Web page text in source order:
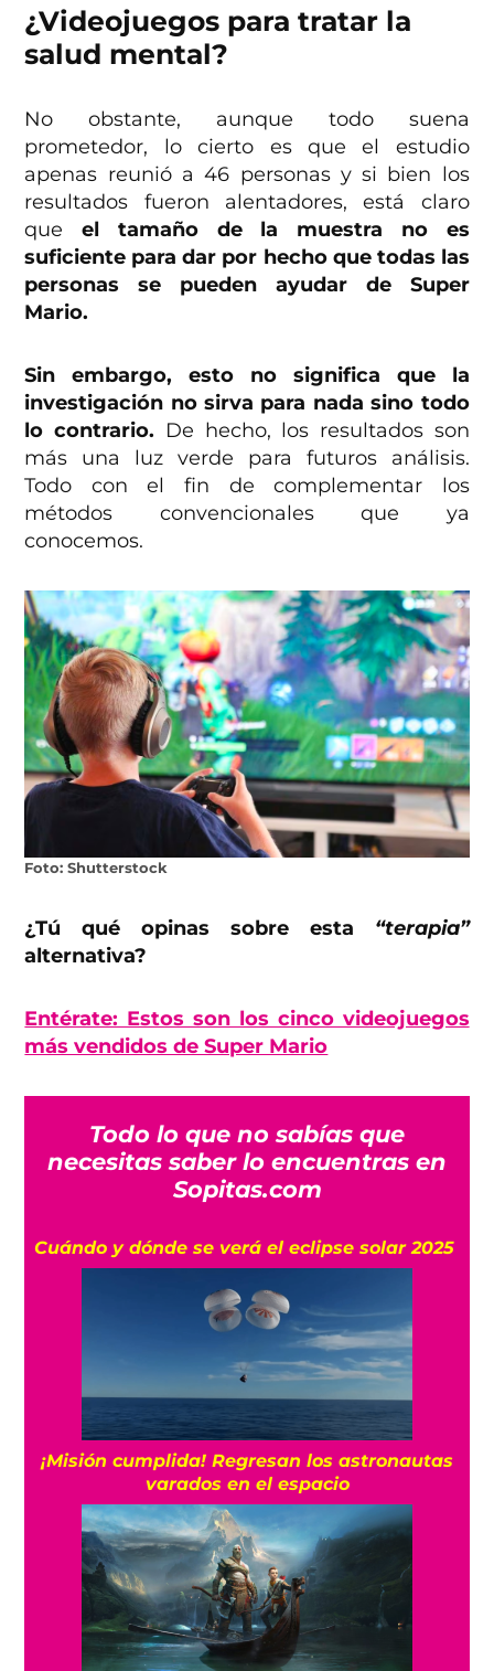
¿Videojuegos para tratar la
salud mental?
No obstante, aunque todo suena
prometedor, lo cierto es que el estudio
apenas reunió a 46 personas y si bien los
resultados fueron alentadores, está claro
queel tamaño de la muestra no es
suficiente para dar por hecho que todas las
personas se pueden ayudar de Super
Mario.
Sin embargo, esto no significa que la
investigación no sirva para nada sino todo
lo contrario. De hecho, los resultados son
más una luz verde para futuros análisis.
Todo con el fin de complementar los
métodos convencionales que ya
conocemos.
Foto: Shutterstock
¿Tú qué opinas sobre esta “terapia”
alternativa?
Entérate: Estos son los cinco videojuegos
más vendidos de Super Mario
Todo lo que no sabías que
necesitas saber lo encuentras en
Sopitas.com
Cuándo y dónde se verá el eclipse solar 2025
¡Misión cumplida! Regresan los astronautas
varados en el espacio